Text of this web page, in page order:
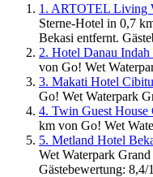
1. ARTOTEL Living
Sterne-Hotel in 0,7
Bekasi entfernt.
2. Hotel Danau
von Go! Wet
3. Makati Hotel
Go! Wet Waterpark
4. Twin Guest House
km von Go! Wet
5. Metland Hotel
Wet Waterpark
Gästebewertung: